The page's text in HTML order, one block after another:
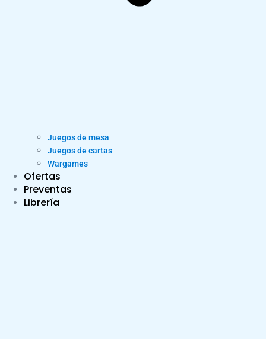
Juegos de mesa
Juegos de cartas
Wargames
Ofertas
Preventas
Librería